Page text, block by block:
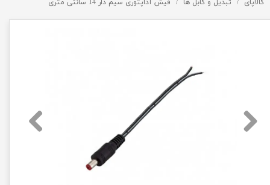
کالاپای تبدیل و کابل ها فیش آداپتوری سیم دار 14 سانتی متری